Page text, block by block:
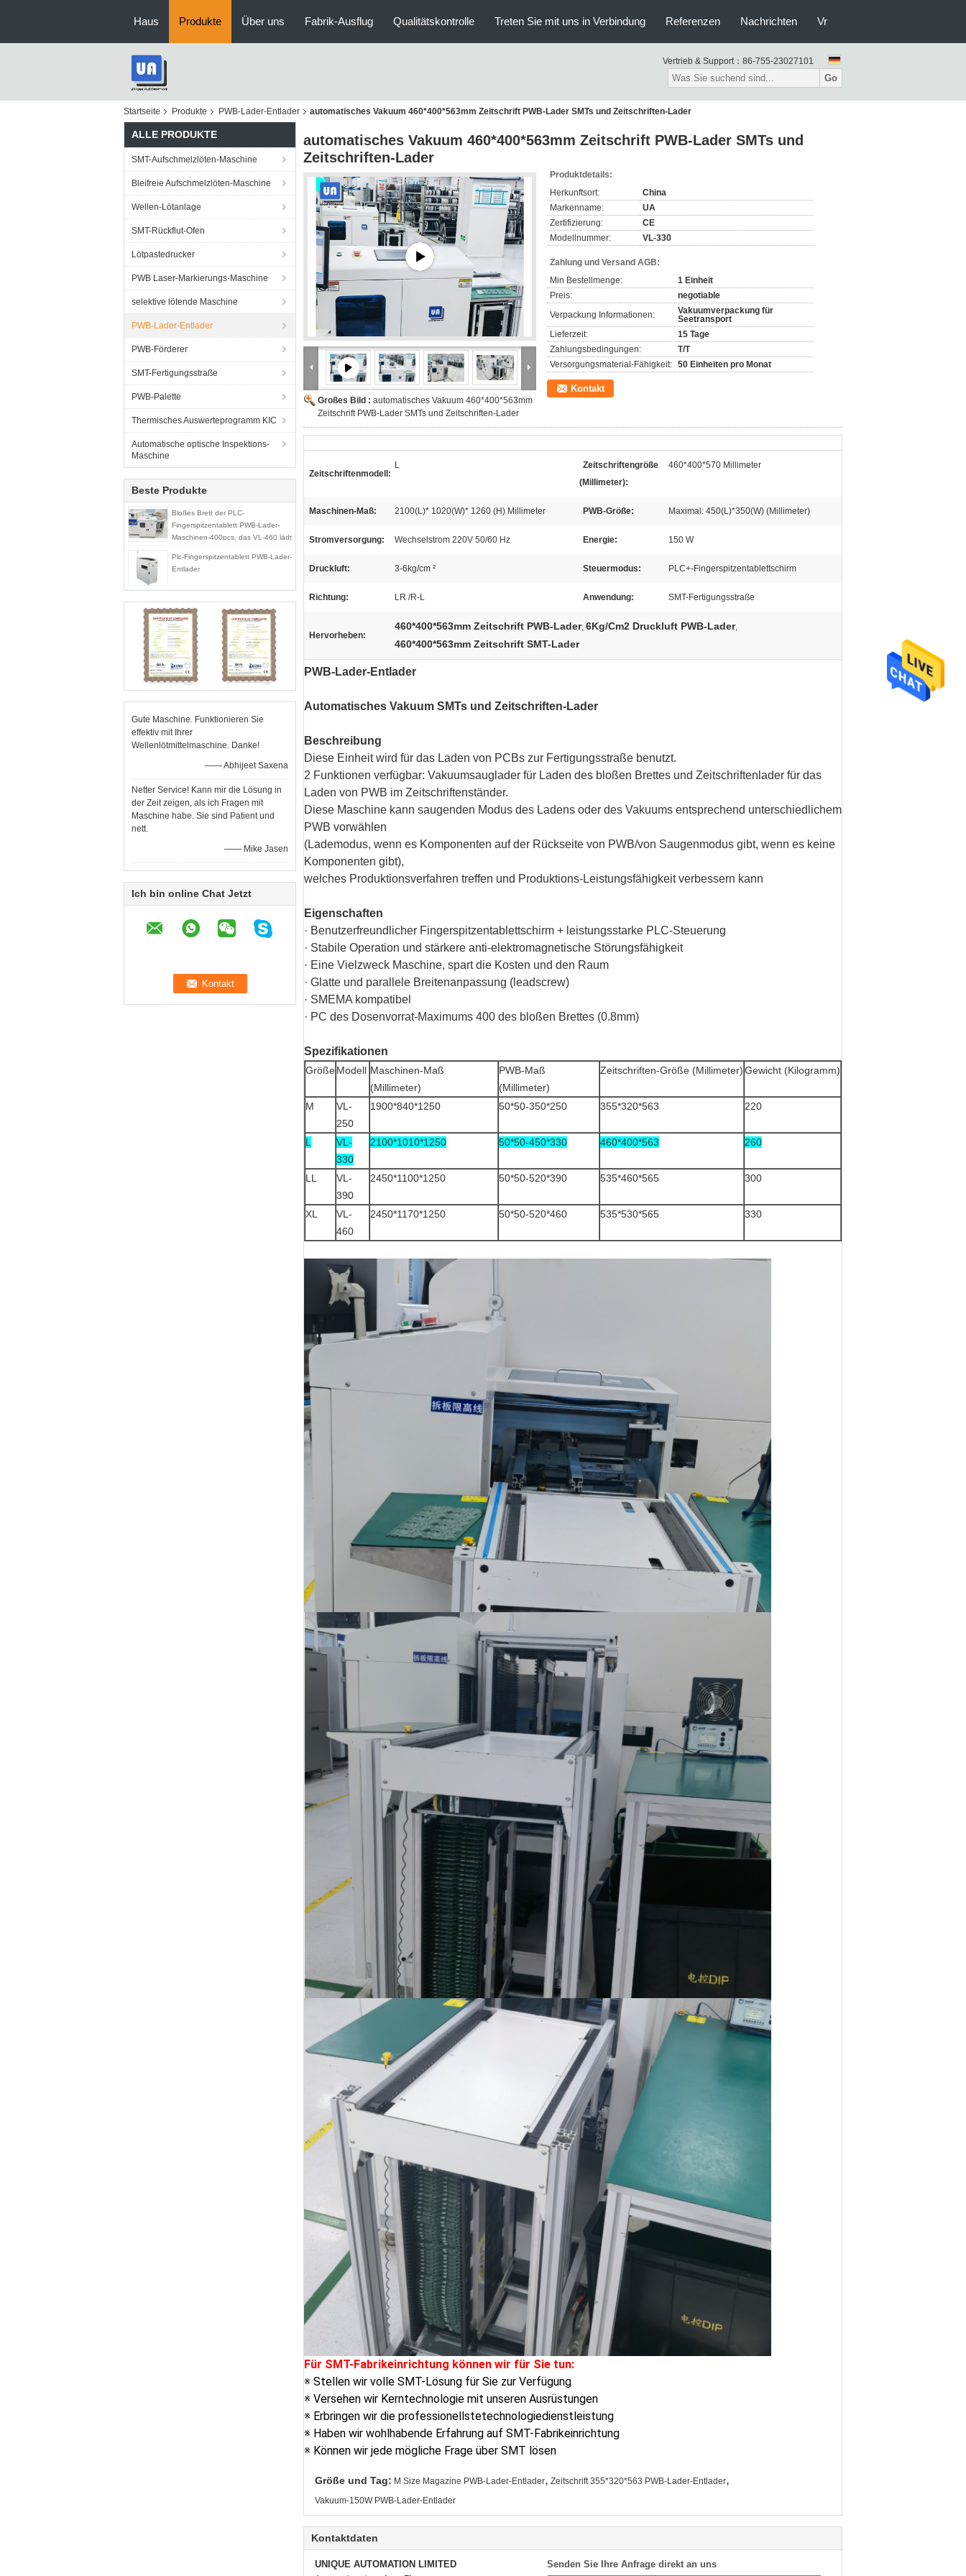
Haus Produkte Über uns Fabrik-Ausflug Qualitätskontrolle Treten Sie mit uns in Verbindung Referenzen Nachrichten Vr
Vertrieb & Support： 86-755-23027101
Go
Startseite Produkte PWB-Lader-Entlader automatisches Vakuum 460*400*563mm Zeitschrift PWB-Lader SMTs und Zeitschriften-Lader
ALLE PRODUKTE
SMT-Aufschmelzlöten-Maschine
Bleifreie Aufschmelzlöten-Maschine
Wellen-Lötanlage
SMT-Rückflut-Ofen
Lötpastedrucker
PWB Laser-Markierungs-Maschine
selektive lötende Maschine
PWB-Lader-Entlader
PWB-Förderer
SMT-Fertigungsstraße
PWB-Palette
Thermisches Auswerteprogramm KIC
Automatische optische Inspektions-
Maschine
Beste Produkte
Bloßes Brett der PLC-
Fingerspitzentablett PWB-Lader-
Maschinen-400pcs, das VL-460 lädt
Plc-Fingerspitzentablett PWB-Lader-
Entlader
Gute Maschine. Funktionieren Sie
effektiv mit Ihrer
Wellenlötmittelmaschine. Danke!
—— Abhijeet Saxena
Netter Service! Kann mir die Lösung in
der Zeit zeigen, als ich Fragen mit
Maschine habe. Sie sind Patient und
nett.
—— Mike Jasen
Ich bin online Chat Jetzt
automatisches Vakuum 460*400*563mm Zeitschrift PWB-Lader SMTs und
Zeitschriften-Lader
Großes Bild : automatisches Vakuum 460*400*563mm
Zeitschrift PWB-Lader SMTs und Zeitschriften-Lader
Produktdetails:
Herkunftsort:
China
Markenname:
UA
Zertifizierung:
CE
Modellnummer:
VL-330
Zahlung und Versand AGB:
Min Bestellmenge:
1 Einheit
Preis:
negotiable
Verpackung Informationen:
Vakuumverpackung für
Seetransport
Lieferzeit:
15 Tage
Zahlungsbedingungen:
T/T
Versorgungsmaterial-Fähigkeit: 50 Einheiten pro Monat
Kontakt
Zeitschriftenmodell:
L
Zeitschriftengröße
(Millimeter):
460*400*570 Millimeter
Maschinen-Maß: 2100(L)* 1020(W)* 1260 (H) Millimeter PWB-Größe: Maximal: 450(L)*350(W) (Millimeter)
Stromversorgung: Wechselstrom 220V 50/60 Hz Energie: 150 W
Druckluft: 3-6kg/cm ² Steuermodus: PLC+-Fingerspitzentablettschirm
Richtung: LR /R-L Anwendung: SMT-Fertigungsstraße
Hervorheben:
460*400*563mm Zeitschrift PWB-Lader, 6Kg/Cm2 Druckluft PWB-Lader,
460*400*563mm Zeitschrift SMT-Lader
PWB-Lader-Entlader
Automatisches Vakuum SMTs und Zeitschriften-Lader
Beschreibung
Diese Einheit wird für das Laden von PCBs zur Fertigungsstraße benutzt.
2 Funktionen verfügbar: Vakuumsauglader für Laden des bloßen Brettes und Zeitschriftenlader für das
Laden von PWB im Zeitschriftenständer.
Diese Maschine kann saugenden Modus des Ladens oder des Vakuums entsprechend unterschiedlichem
PWB vorwählen
(Lademodus, wenn es Komponenten auf der Rückseite von PWB/von Saugenmodus gibt, wenn es keine
Komponenten gibt),
welches Produktionsverfahren treffen und Produktions-Leistungsfähigkeit verbessern kann
Eigenschaften
· Benutzerfreundlicher Fingerspitzentablettschirm + leistungsstarke PLC-Steuerung
· Stabile Operation und stärkere anti-elektromagnetische Störungsfähigkeit
· Eine Vielzweck Maschine, spart die Kosten und den Raum
· Glatte und parallele Breitenanpassung (leadscrew)
· SMEMA kompatibel
· PC des Dosenvorrat-Maximums 400 des bloßen Brettes (0.8mm)
Spezifikationen
GrößeModell Maschinen-Maß
(Millimeter)
PWB-Maß
(Millimeter)
Zeitschriften-Größe (Millimeter)Gewicht (Kilogramm)
M
VL-
250
1900*840*1250 50*50-350*250 355*320*563 220
L
VL-
330
2100*1010*1250 50*50-450*330 460*400*563 260
LL
VL-
390
2450*1100*1250 50*50-520*390 535*460*565 300
XL
VL-
460
2450*1170*1250 50*50-520*460 535*530*565 330
Für SMT-Fabrikeinrichtung können wir für Sie tun:
※ Stellen wir volle SMT-Lösung für Sie zur Verfügung
※ Versehen wir Kerntechnologie mit unseren Ausrüstungen
※ Erbringen wir die professionellstetechnologiedienstleistung
※ Haben wir wohlhabende Erfahrung auf SMT-Fabrikeinrichtung
※ Können wir jede mögliche Frage über SMT lösen
Größe und Tag: M Size Magazine PWB-Lader-Entlader, Zeitschrift 355*320*563 PWB-Lader-Entlader,
Vakuum-150W PWB-Lader-Entlader
Kontaktdaten
UNIQUE AUTOMATION LIMITED Senden Sie Ihre Anfrage direkt an uns